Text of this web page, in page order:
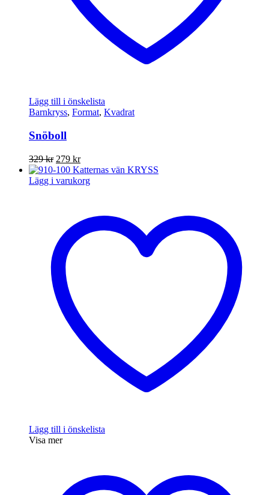
Lägg till i önskelista
Barnkryss, Format, Kvadrat
Snöboll
329kr Det
ursprungliga
priset
279 krDet
nuvarande
priset
Lägg i varukorg
Lägg till i önskelista
Visa mer